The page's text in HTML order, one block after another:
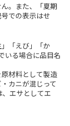
。また、「夏期
での表示はせ
「えび」「か
いる場合に品目名
材料として製造
カニが混じって
エサとしてエ